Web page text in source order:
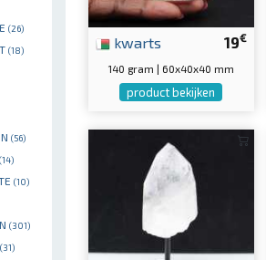
(26)
(18)
(56)
(14)
(10)
(301)
(31)
19€
kwarts
140 gram | 60x40x40 mm
product bekijken